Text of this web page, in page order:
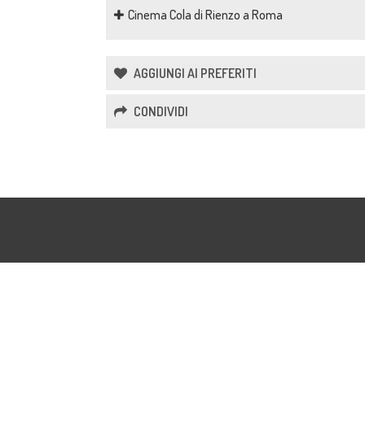
Cinema Cola di Rienzo a Roma
AGGIUNGI AI PREFERITI
CONDIVIDI